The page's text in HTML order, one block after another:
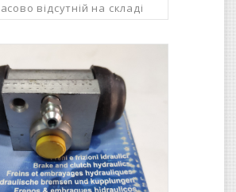
відсутній на складі